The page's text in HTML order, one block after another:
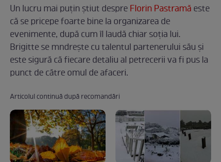
Un lucru mai puțin știut despreFlorin Pastramă este
că se pricepe foarte bine la organizarea de
evenimente, după cum îl laudă chiar soția lui.
Brigitte se mndrește cu talentul partenerului său și
este sigură că fiecare detaliu al petrecerii va fi pus la
punct de către omul de afaceri.
Articolul continuă după recomandări